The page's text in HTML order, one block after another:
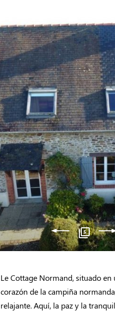
5
Le Cottage Normand, situado
corazón de la campiña
relajante. Aquí, la paz y la